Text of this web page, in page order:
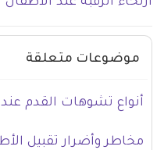
موضوعات متعلقة
أنواع تشوهات القدم
مخاطر وأضرار تقبيل